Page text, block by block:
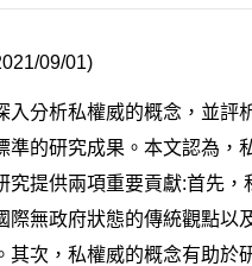
09/01)
入分析私權威的概念，並評
準的研究成果。本文認為，
究提供兩項重要貢獻:首先，
際無政府狀態的傳統觀點以
其次，私權威的概念有助於